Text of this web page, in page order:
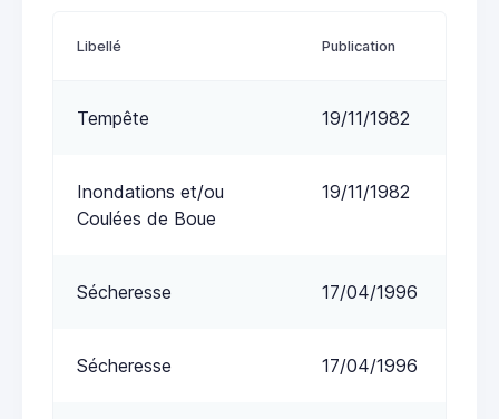
Libellé Publication
Tempête 19/11/1982
Inondations et/ou
Coulées de Boue
19/11/1982
Sécheresse 17/04/1996
Sécheresse 17/04/1996